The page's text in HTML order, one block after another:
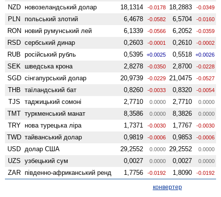
NZD ново­зеландський долар 18,1314 -0.0178 18,2883 -0.0349
PLN польський злотий 6,4678 -0.0582 6,5704 -0.0160
RON новий румунський лей 6,1339 -0.0566 6,2052 -0.0359
RSD сербський динар 0,2603 -0.0001 0,2610 -0.0002
RUB російський рубль 0,5395 +0.0025 0,5518 +0.0026
SEK шведська крона 2,8278 -0.0350 2,8700 -0.0228
SGD сінгапурський долар 20,9739 -0.0229 21,0475 -0.0527
THB таїландський бат 0,8260 -0.0033 0,8320 -0.0054
TJS таджицький сомоні 2,7710 0.0000 2,7710 0.0000
TMT туркменський манат 8,3586 0.0000 8,3826 0.0000
TRY нова турецька ліра 1,7371 -0.0030 1,7767 -0.0030
TWD тайванський долар 0,9819 -0.0006 0,9853 -0.0006
USD долар США 29,2552 0.0000 29,2552 0.0000
UZS узбецький сум 0,0027 0.0000 0,0027 0.0000
ZAR південно-африканський ренд 1,7756 -0.0192 1,8090 -0.0192
конвертер